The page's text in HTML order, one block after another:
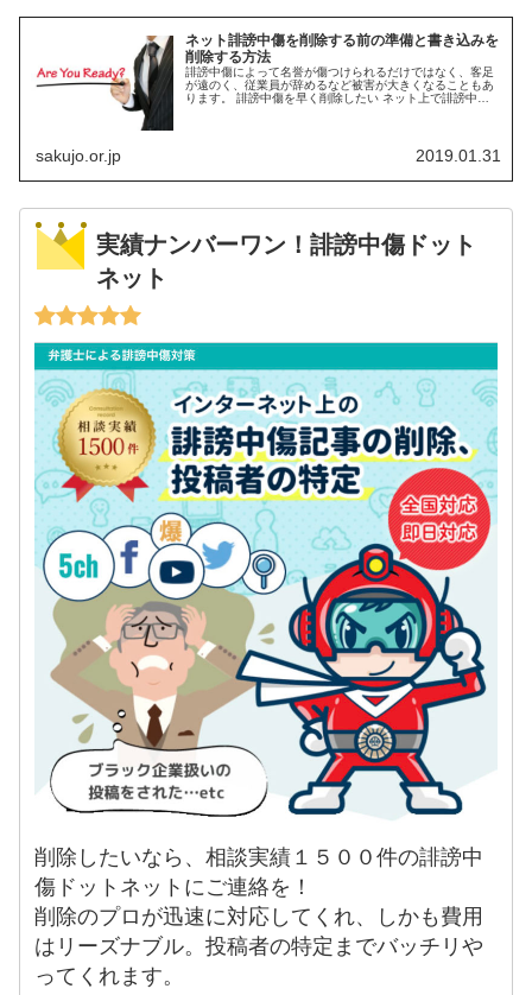
ネット誹謗中傷を削除する前の準備と書き込みを
削除する方法
誹謗中傷によって名誉が傷つけられるだけではなく、客足
が遠のく、従業員が辞めるなど被害が大きくなることもあ
ります。 誹謗中傷を早く削除したい ネット上で誹謗中傷
sakujo.or.jp 2019.01.31
実績ナンバーワン！誹謗中傷ドット
ネット
削除したいなら、相談実績１５００件の誹謗中
傷ドットネットにご連絡を！
削除のプロが迅速に対応してくれ、しかも費用
はリーズナブル。投稿者の特定までバッチリや
ってくれます。